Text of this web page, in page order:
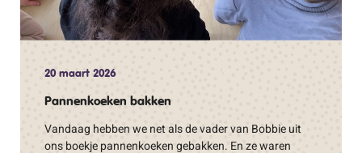
20 maart 2026
Pannenkoeken bakken
Vandaag hebben we net als de vader van Bobbie uit
ons boekje pannenkoeken gebakken. En ze waren